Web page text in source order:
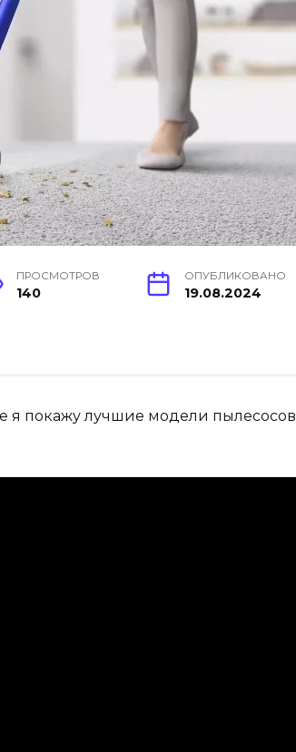
ПРОСМОТРОВ
140
ОПУБЛИКОВАНО
19.08.2024
я покажу лучшие модели пылесосов